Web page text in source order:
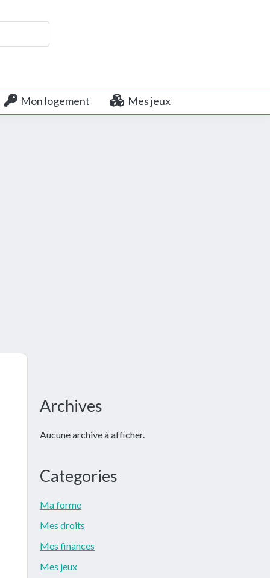
Mon logement Mes jeux
Barre
principale
Archives
Aucune archive à afficher.
Categories
Ma forme
Mes droits
Mes finances
Mes jeux